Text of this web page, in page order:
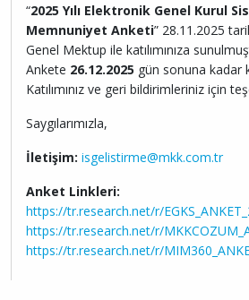
“2025 Yılı Elektronik Genel Kurul
Memnuniyet Anketi” 28.11.2025
Genel Mektup ile katılımınıza
Ankete 26.12.2025 gün sonuna kadar
Katılımınız ve geri bildirimleriniz için
Saygılarımızla,
İletişim: isgelistirme@mkk.com.tr
Anket Linkleri:
https://tr.research.net/r/
https://tr.research.net/r/
https://tr.research.net/r/